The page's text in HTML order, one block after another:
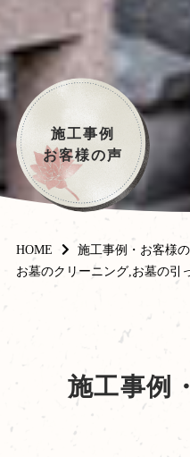
施工事例
お客様の声
HOME
施工事例・お客様
お墓のクリーニング,お墓の引
施工事例